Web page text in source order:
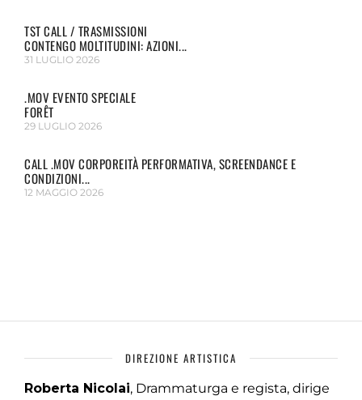
TST CALL / TRASMISSIONI
CONTENGO MOLTITUDINI: AZIONI...
31 LUGLIO 2026
.MOV EVENTO SPECIALE
FORÊT
29 LUGLIO 2026
CALL .MOV CORPOREITÀ PERFORMATIVA, SCREENDANCE E
CONDIZIONI...
12 MAGGIO 2026
DIREZIONE ARTISTICA
Roberta Nicolai, Drammaturga e regista, dirige